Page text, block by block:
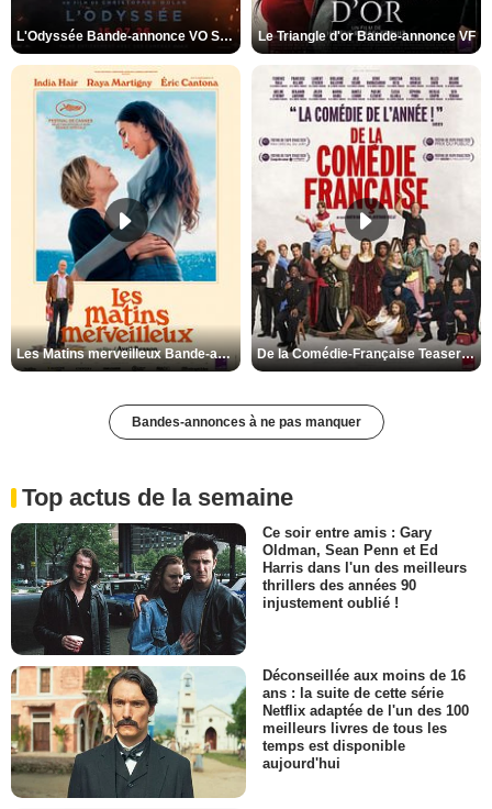
L'Odyssée Bande-annonce VO STFR Le Triangle d'or Bande-annonce VF
Les Matins merveilleux Bande-annonce VF De la Comédie-Française Teaser VF
Bandes-annonces à ne pas manquer
Top actus de la semaine
Ce soir entre amis : Gary
Oldman, Sean Penn et Ed
Harris dans l'un des meilleurs
thrillers des années 90
injustement oublié !
Déconseillée aux moins de 16
ans : la suite de cette série
Netflix adaptée de l'un des 100
meilleurs livres de tous les
temps est disponible
aujourd'hui